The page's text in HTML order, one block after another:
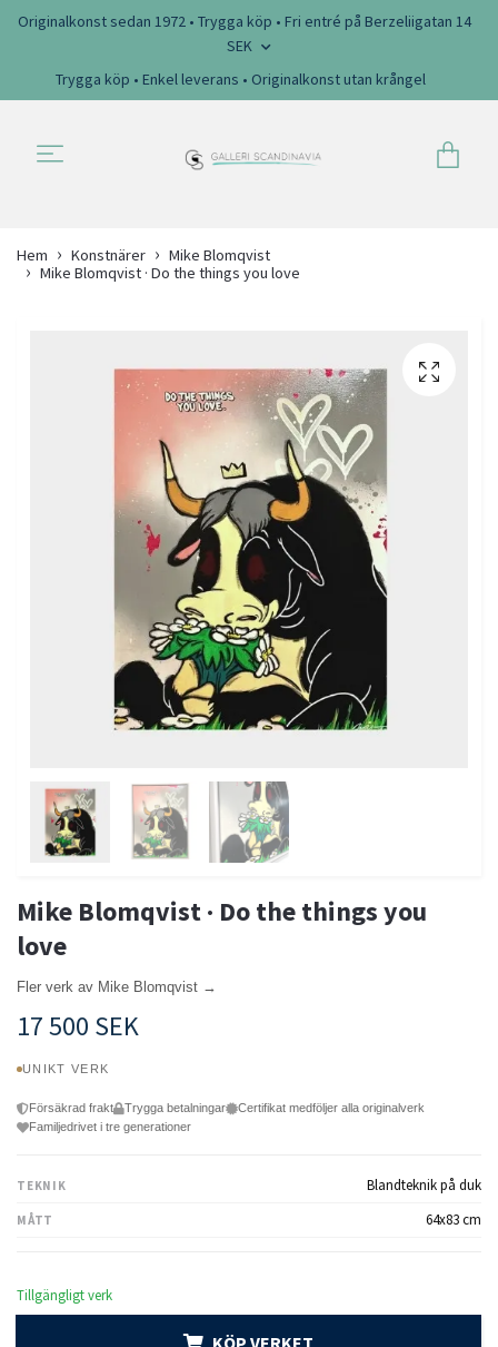
Originalkonst sedan 1972 • Trygga köp • Fri entré på Berzeliigatan 14
SEK
Trygga köp • Enkel leverans • Originalkonst utan krångel
Hem Konstnärer
Mike Blomqvist
Mike Blomqvist · Do the things you love
Mike Blomqvist · Do the things you
love
Fler verk av Mike Blomqvist →
17 500 SEK
UNIKT VERK
Försäkrad frakt Trygga betalningar
Certifikat medföljer alla originalverk
Familjedrivet i tre generationer
TEKNIK Blandteknik på duk
MÅTT 64x83 cm
Tillgängligt verk
KÖP VERKET